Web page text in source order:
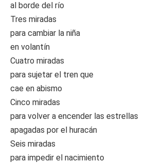
al borde del río
Tres miradas
para cambiar la niña
en volantín
Cuatro miradas
para sujetar el tren que
cae en abismo
Cinco miradas
para volver a encender las estrellas
apagadas por el huracán
Seis miradas
para impedir el nacimiento